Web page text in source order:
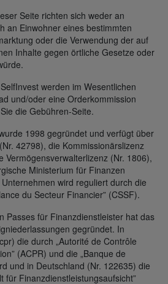
Seite richten sich weder an
an Einwohner eines bestimmten
oder die Verwendung der auf
Inhalte gegen örtliche Gesetze oder
werden im Wesentlichen
und/oder eine Orderkommission
die Gebühren-Seite.
1998 gegründet und verfügt über
42798), die Kommissionärslizenz
Vermögensverwalterlizenz (Nr. 1806),
Ministerium für Finanzen
wird reguliert durch die
du Secteur Financier” (CSSF).
Passes für Finanzdienstleister hat das
gegründet. In
die durch „Autorité de Contrôle
(ACPR) und die „Banque de
und in Deutschland (Nr. 122635) die
für Finanzdienstleistungsaufsicht”